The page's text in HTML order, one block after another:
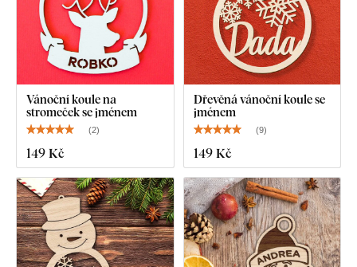
Vánoční koule na
stromeček se jménem
(2)
149 Kč
Dřevěná vánoční koule se
jménem
(9)
149 Kč